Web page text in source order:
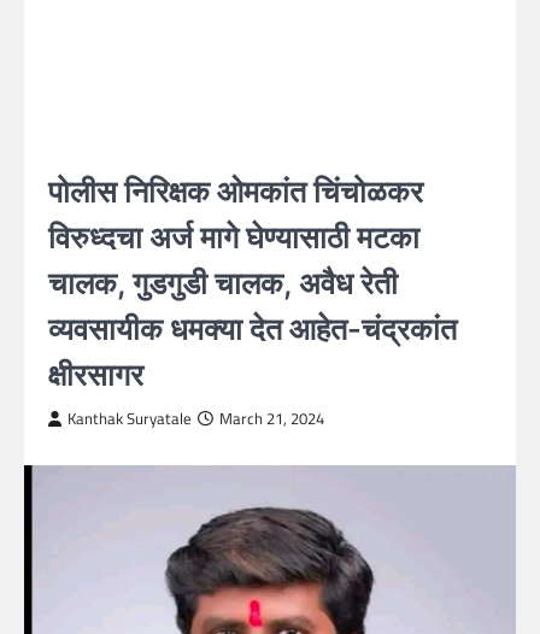
पोलीस निरिक्षक ओमकांत चिंचोळकर
विरुध्दचा अर्ज मागे घेण्यासाठी मटका
चालक, गुडगुडी चालक, अवैध रेती
व्यवसायीक धमक्या देत आहेत-चंद्रकांत
क्षीरसागर
Kanthak Suryatale March 21, 2024